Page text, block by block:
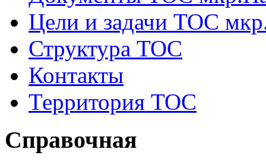
Цели и задачи ТОС
Структура ТОС
Контакты
Территория ТОС
Справочная